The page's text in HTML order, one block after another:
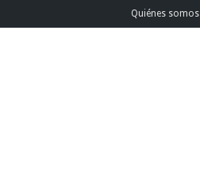
Quiénes somos